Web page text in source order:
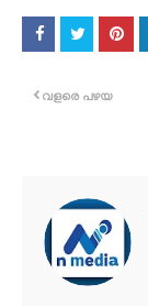
വളരെ പഴയ